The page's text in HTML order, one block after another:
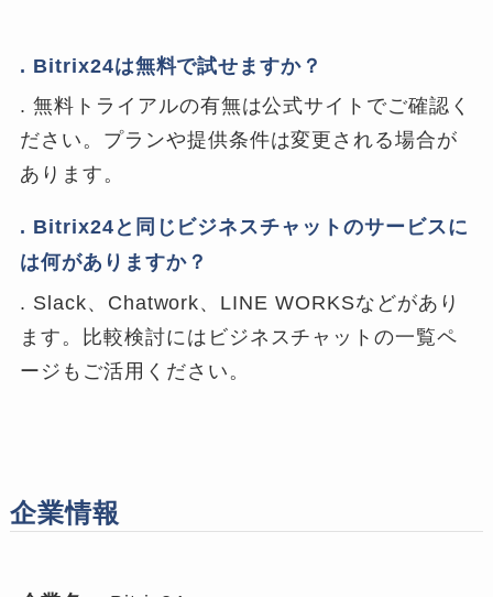
. Bitrix24は無料で試せますか？
. 無料トライアルの有無は公式サイトでご確認く
ださい。プランや提供条件は変更される場合が
あります。
. Bitrix24と同じビジネスチャットのサービスに
は何がありますか？
. Slack、Chatwork、LINE WORKSなどがあり
ます。比較検討にはビジネスチャットの一覧ペ
ージもご活用ください。
企業情報